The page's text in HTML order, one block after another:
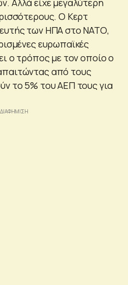
Αλλά είχε μεγαλύτερη
Ο Κερτ
των ΗΠΑ στο ΝΑΤΟ,
ευρωπαϊκές
ο τρόπος με τον οποίο ο
από τους
το 5% του ΑΕΠ τους για